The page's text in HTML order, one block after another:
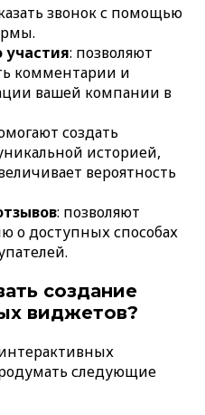
звонок с помощью
: позволяют
комментарии и
вашей компании в
создать
историей,
вероятность
: позволяют
о доступных способах
создание
виджетов?
следующие